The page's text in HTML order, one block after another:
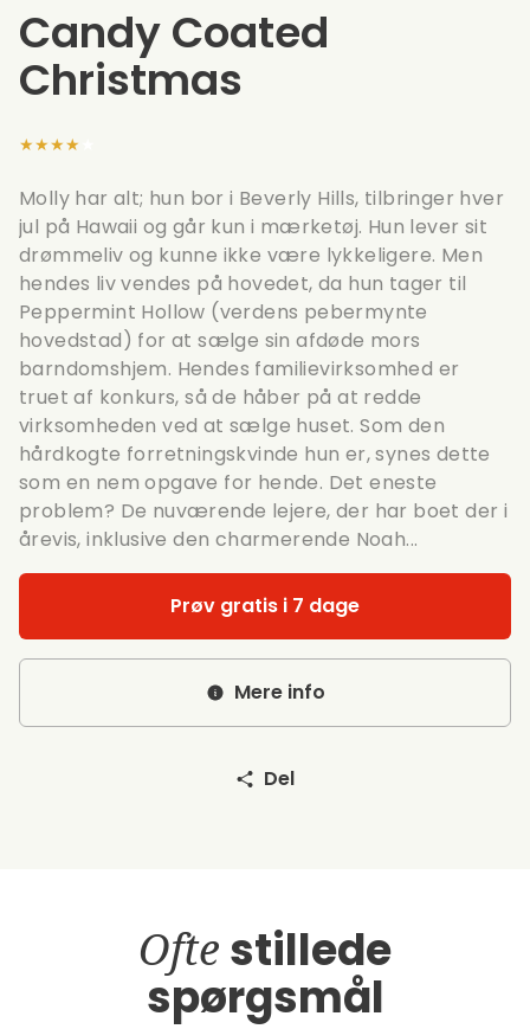
Candy Coated
Christmas
★★★★★
Molly har alt; hun bor i Beverly Hills, tilbringer hver
jul på Hawaii og går kun i mærketøj. Hun lever sit
drømmeliv og kunne ikke være lykkeligere. Men
hendes liv vendes på hovedet, da hun tager til
Peppermint Hollow (verdens pebermynte
hovedstad) for at sælge sin afdøde mors
barndomshjem. Hendes familievirksomhed er
truet af konkurs, så de håber på at redde
virksomheden ved at sælge huset. Som den
hårdkogte forretningskvinde hun er, synes dette
som en nem opgave for hende. Det eneste
problem? De nuværende lejere, der har boet der i
årevis, inklusive den charmerende Noah...
Prøv gratis i 7 dage
Mere info
Del
Ofte stillede
spørgsmål